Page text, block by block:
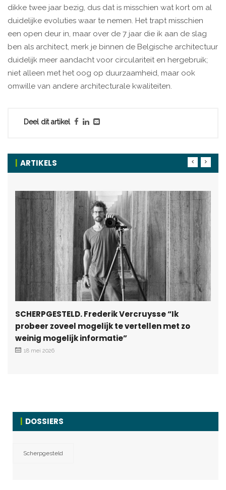
dikke twee jaar bezig, dus dat is misschien wat kort om al
duidelijke evoluties waar te nemen. Het trapt misschien
een open deur in, maar over de 7 jaar die ik aan de slag
ben als architect, merk je binnen de Belgische architectuur
duidelijk meer aandacht voor circulariteit en hergebruik;
niet alleen met het oog op duurzaamheid, maar ook
omwille van andere architecturale kwaliteiten.
Deel dit artikel
ARTIKELS
SCHERPGESTELD. Frederik Vercruysse “Ik
probeer zoveel mogelijk te vertellen met zo
weinig mogelijk informatie”
18 mei 2026
DOSSIERS
Scherpgesteld